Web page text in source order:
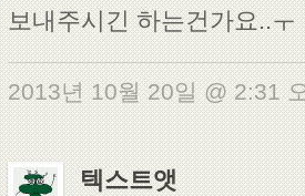
보내주시긴 하는건가요..ㅜ
2013년 10월 20일 @ 2:31
텍스트앳